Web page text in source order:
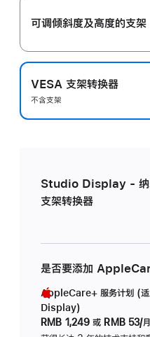
可调倾斜度及高‍度的支‍架
VESA 支架转换器
不含支架
Studio Display - 纳
支架转换器
是否要添加
AppleCare+ 服务计划 (
Display)
RMB 1,249 或 RMB 53/